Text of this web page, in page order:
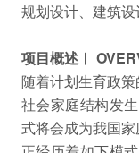
规划设计、建筑设
项目概述︱
随着计划生育政
社会家庭结构发
式将会成为我国